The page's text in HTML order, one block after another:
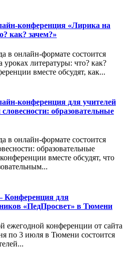
конференция «Лирика на
как? зачем?»
в онлайн-формате состоится
литературы: что? как?
вместе обсудят, как...
конференция для учителей
образовательные
в онлайн-формате состоится
образовательные
вместе обсудят, что
Конференция для
«ПедПросвет» в Тюмени
ежегодной конференции от сайта
по 3 июля в Тюмени состоится